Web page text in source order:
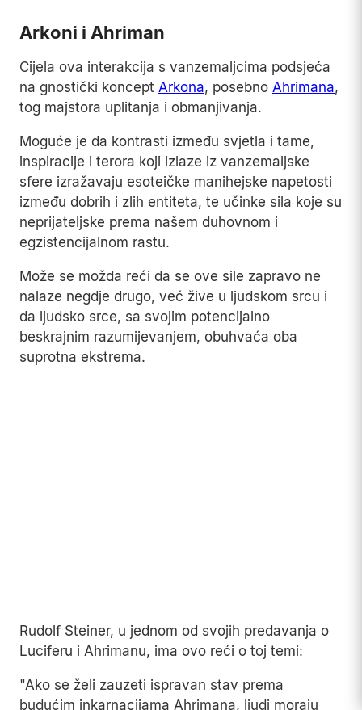
Arkoni i Ahriman
Cijela ova interakcija s vanzemaljcima podsjeća
na gnostički koncept Arkona, posebno Ahrimana,
tog majstora uplitanja i obmanjivanja.
Moguće je da kontrasti između svjetla i tame,
inspiracije i terora koji izlaze iz vanzemaljske
sfere izražavaju esoteičke manihejske napetosti
između dobrih i zlih entiteta, te učinke sila koje su
neprijateljske prema našem duhovnom i
egzistencijalnom rastu.
Može se možda reći da se ove sile zapravo ne
nalaze negdje drugo, već žive u ljudskom srcu i
da ljudsko srce, sa svojim potencijalno
beskrajnim razumijevanjem, obuhvaća oba
suprotna ekstrema.
šume, mi ljudi spoticali smo se i povremeno se
razmještali kroz ispite, izazove, osvajanja, otkrića
i korupciju, neprestano tražeći svoju vlastitu
sudbinu.